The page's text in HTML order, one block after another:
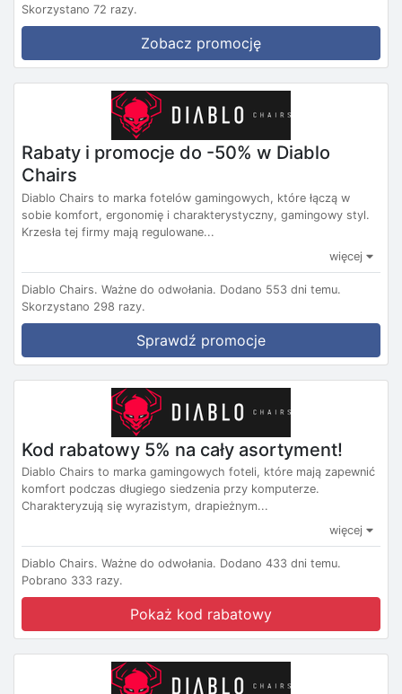
Skorzystano 72 razy.
Zobacz promocję
Rabaty i promocje do -50% w Diablo
Chairs
Diablo Chairs to marka fotelów gamingowych, które łączą w
sobie komfort, ergonomię i charakterystyczny, gamingowy styl.
Krzesła tej firmy mają regulowane...
więcej
Diablo Chairs. Ważne do odwołania. Dodano 553 dni temu.
Skorzystano 298 razy.
Sprawdź promocje
Kod rabatowy 5% na cały asortyment!
Diablo Chairs to marka gamingowych foteli, które mają zapewnić
komfort podczas długiego siedzenia przy komputerze.
Charakteryzują się wyrazistym, drapieżnym...
więcej
Diablo Chairs. Ważne do odwołania. Dodano 433 dni temu.
Pobrano 333 razy.
Pokaż kod rabatowy